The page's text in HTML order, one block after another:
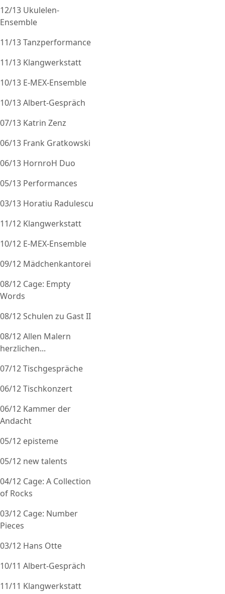
12/13 Ukulelen-
Ensemble
11/13 Tanzperformance
11/13 Klangwerkstatt
10/13 E-MEX-Ensemble
10/13 Albert-Gespräch
07/13 Katrin Zenz
06/13 Frank Gratkowski
06/13 HornroH Duo
05/13 Performances
03/13 Horatiu Radulescu
11/12 Klangwerkstatt
10/12 E-MEX-Ensemble
09/12 Mädchenkantorei
08/12 Cage: Empty
Words
08/12 Schulen zu Gast II
08/12 Allen Malern
herzlichen...
07/12 Tischgespräche
06/12 Tischkonzert
06/12 Kammer der
Andacht
05/12 episteme
05/12 new talents
04/12 Cage: A Collection
of Rocks
03/12 Cage: Number
Pieces
03/12 Hans Otte
10/11 Albert-Gespräch
11/11 Klangwerkstatt